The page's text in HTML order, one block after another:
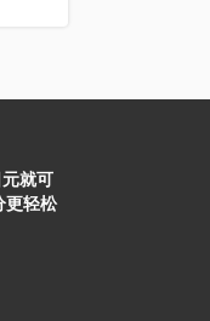
就可
更轻松